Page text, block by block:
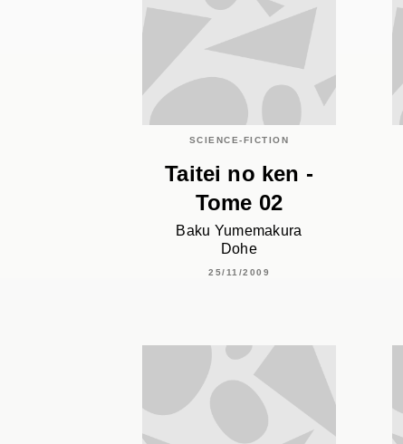
SCIENCE-FICTION
Taitei no ken -
Tome 02
Baku Yumemakura
Dohe
25/11/2009